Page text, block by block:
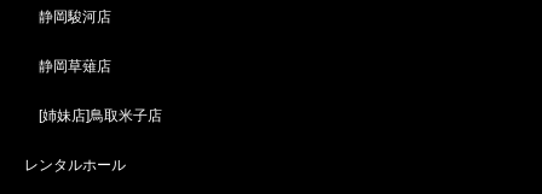
静岡駿河店
静岡草薙店
[姉妹店]鳥取米子店
レンタルホール